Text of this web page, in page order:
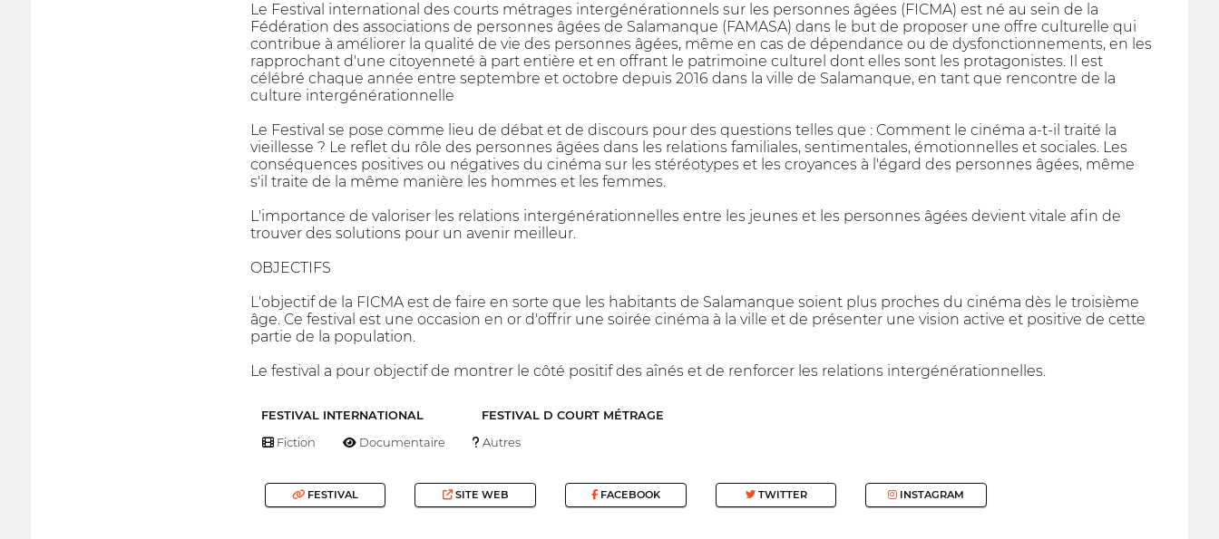
Le Festival international des courts métrages intergénérationnels sur les personnes âgées (FICMA) est né au sein de la
Fédération des associations de personnes âgées de Salamanque (FAMASA) dans le but de proposer une offre culturelle qui
contribue à améliorer la qualité de vie des personnes âgées, même en cas de dépendance ou de dysfonctionnements, en les
rapprochant d'une citoyenneté à part entière et en offrant le patrimoine culturel dont elles sont les protagonistes. Il est
célébré chaque année entre septembre et octobre depuis 2016 dans la ville de Salamanque, en tant que rencontre de la
culture intergénérationnelle
Le Festival se pose comme lieu de débat et de discours pour des questions telles que : Comment le cinéma a-t-il traité la
vieillesse ? Le reflet du rôle des personnes âgées dans les relations familiales, sentimentales, émotionnelles et sociales. Les
conséquences positives ou négatives du cinéma sur les stéréotypes et les croyances à l'égard des personnes âgées, même
s'il traite de la même manière les hommes et les femmes.
L'importance de valoriser les relations intergénérationnelles entre les jeunes et les personnes âgées devient vitale afin de
trouver des solutions pour un avenir meilleur.
OBJECTIFS
L'objectif de la FICMA est de faire en sorte que les habitants de Salamanque soient plus proches du cinéma dès le troisième
âge. Ce festival est une occasion en or d'offrir une soirée cinéma à la ville et de présenter une vision active et positive de cette
partie de la population.
Le festival a pour objectif de montrer le côté positif des aînés et de renforcer les relations intergénérationnelles.
FESTIVAL INTERNATIONAL FESTIVAL D COURT MÉTRAGE
Fiction Documentaire Autres
FESTIVAL SITE WEB FACEBOOK TWITTER INSTAGRAM